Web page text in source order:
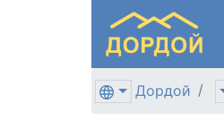
Дордой